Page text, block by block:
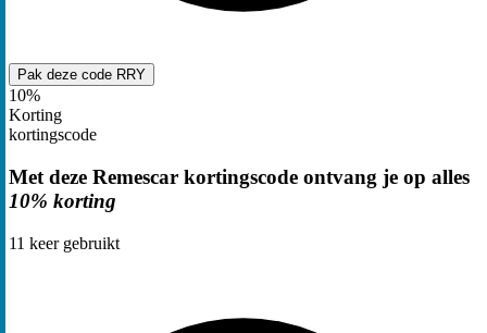
Pak deze code RRY
10%
Korting
kortingscode
Met deze Remescar kortingscode ontvang je op alles
10% korting
11 keer gebruikt